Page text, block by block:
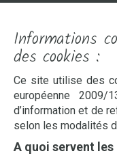
Informations
des cookies :
Ce site utilise des
européenne 2009/
d’information et de
selon les modalités
A quoi servent